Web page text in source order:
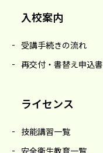
入校案内
受講手続きの流れ
再交付・書替え申込書
ライセンス
技能講習一覧
安全衛生教育一覧